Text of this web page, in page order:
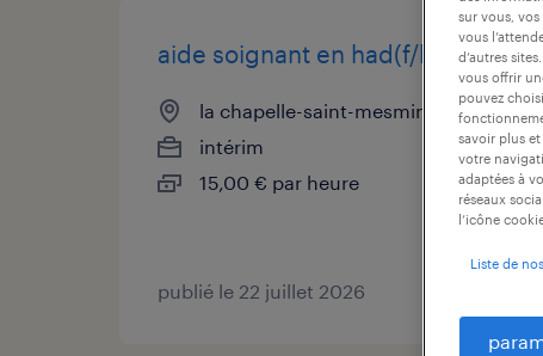
aide soignant en had(f/h)
la chapelle-saint-mesmin, loiret
intérim
15,00 € par heure
publié le 22 juillet 2026
sur vous,
vous
d’autres
vous offrir
pouvez
savoir plus
votre
adaptées à
réseaux
l’icône
Liste de